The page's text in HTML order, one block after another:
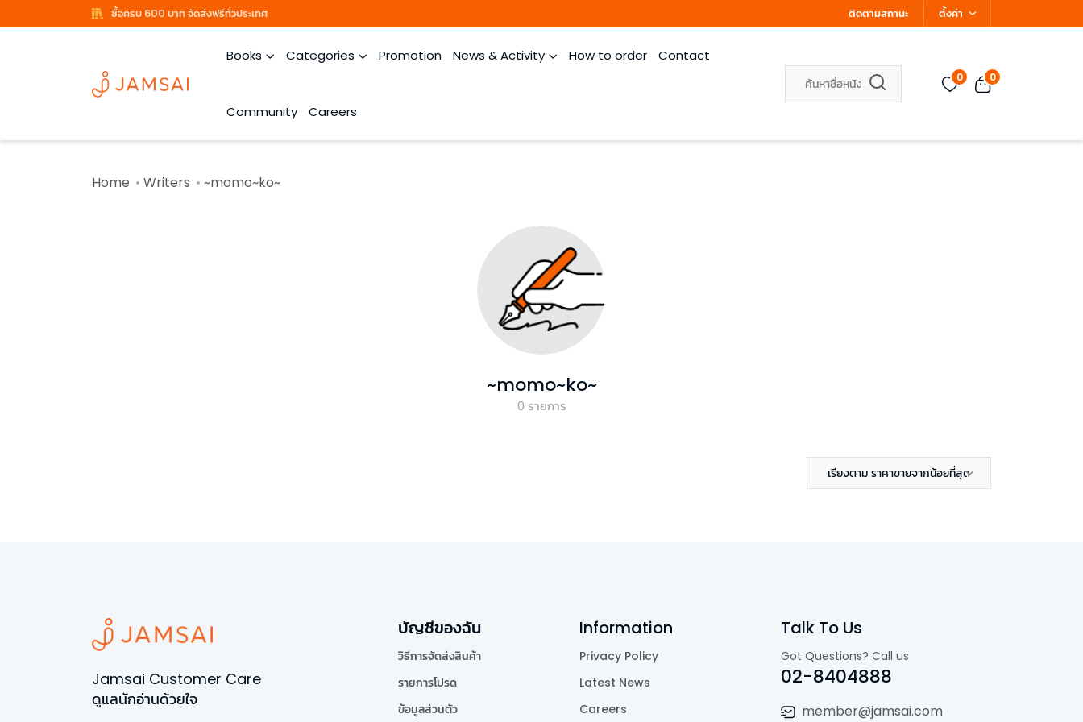
ซื้อครบ 600 บาท จัดส่งฟรีทั่วประเทศ ติดตามสถานะ ตั้งค่า
Books Categories Promotion News & Activity How to order Contact
Community Careers
0 0
Home Writers ~momo~ko~
~momo~ko~
0 รายการ
เรียงตาม ราคาขายจากน้อยที่สุด
Jamsai Customer Care
ดูแลนักอ่านด้วยใจ
บัญชีของฉัน
วิธีการจัดส่งสินค้า
รายการโปรด
ข้อมูลส่วนตัว
Information
Privacy Policy
Latest News
Careers
Talk To Us
Got Questions? Call us
02-8404888
member@jamsai.com